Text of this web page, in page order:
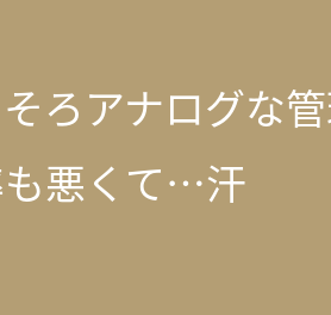
ろアナログな
悪くて…汗